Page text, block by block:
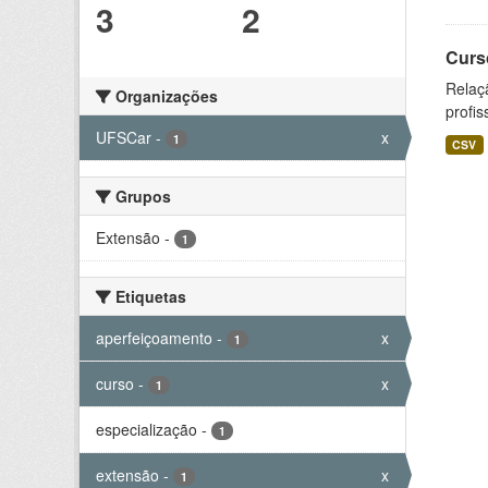
3 2
Organizações
UFSCar - 1 x
Grupos
Extensão - 1
Etiquetas
aperfeiçoamento - 1 x
curso - 1 x
especialização - 1
extensão - 1 x
CSV